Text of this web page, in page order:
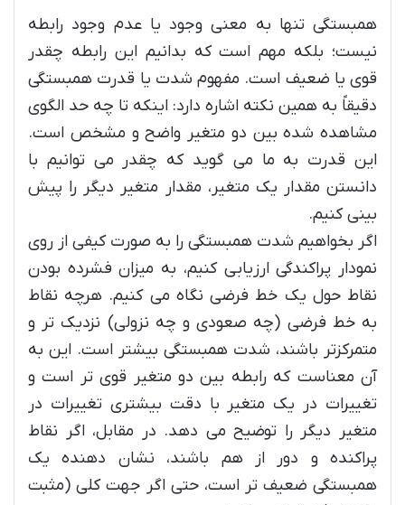
همبستگی تنها به معنی وجود یا عدم وجود رابطه
نیست؛ بلکه مهم است که بدانیم این رابطه چقدر
قوی یا ضعیف است. مفهوم شدت یا قدرت همبستگی
دقیقاً به همین نکته اشاره دارد: اینکه تا چه حد الگوی
مشاهده شده بین دو متغیر واضح و مشخص است.
این قدرت به ما می گوید که چقدر می توانیم با
دانستن مقدار یک متغیر، مقدار متغیر دیگر را پیش
بینی کنیم.
اگر بخواهیم شدت همبستگی را به صورت کیفی از روی
نمودار پراکندگی ارزیابی کنیم، به میزان فشرده بودن
نقاط حول یک خط فرضی نگاه می کنیم. هرچه نقاط
به خط فرضی (چه صعودی و چه نزولی) نزدیک تر و
متمرکزتر باشند، شدت همبستگی بیشتر است. این به
آن معناست که رابطه بین دو متغیر قوی تر است و
تغییرات در یک متغیر با دقت بیشتری تغییرات در
متغیر دیگر را توضیح می دهد. در مقابل، اگر نقاط
پراکنده و دور از هم باشند، نشان دهنده یک
همبستگی ضعیف تر است، حتی اگر جهت کلی (مثبت